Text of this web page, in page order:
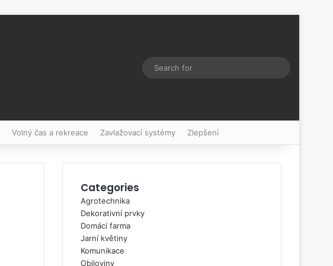
Switch skin
Volný čas a rekreace Zavlažovací systémy Zlepšení
Categories
Agrotechnika
Dekorativní prvky
Domácí farma
Jarní květiny
Komunikace
Obiloviny